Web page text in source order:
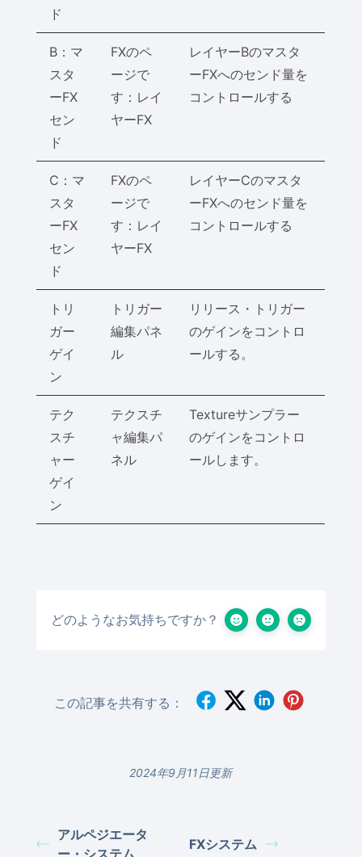
ド
B：マ
スタ
ーFX
セン
ド
FXのペ
ージで
す：レイ
ヤーFX
レイヤーBのマスタ
ーFXへのセンド量を
コントロールする
C：マ
スタ
ーFX
セン
ド
FXのペ
ージで
す：レイ
ヤーFX
レイヤーCのマスタ
ーFXへのセンド量を
コントロールする
トリ
ガー
ゲイ
ン
トリガー
編集パネ
ル
リリース・トリガー
のゲインをコントロ
ールする。
テク
スチ
ャー
ゲイ
ン
テクスチ
ャ編集パ
ネル
Textureサンプラー
のゲインをコントロ
ールします。
どのようなお気持ちですか？
この記事を共有する：
2024年9月11日更新
アルペジエータ
ー・システム
FXシステム